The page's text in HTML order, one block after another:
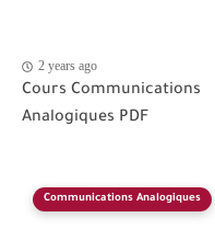
2 years ago
Cours Communications
Analogiques PDF
Communications Analogiques